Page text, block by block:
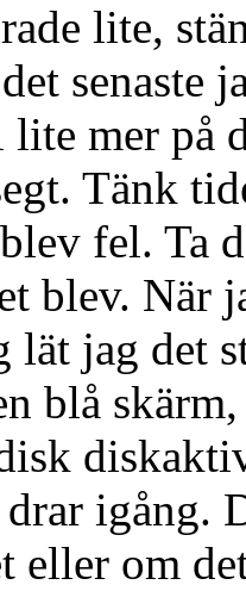
lite,
senaste
mer på
Tänk
fel. Ta
blev. När
lät jag det
blå
igång.
eller om